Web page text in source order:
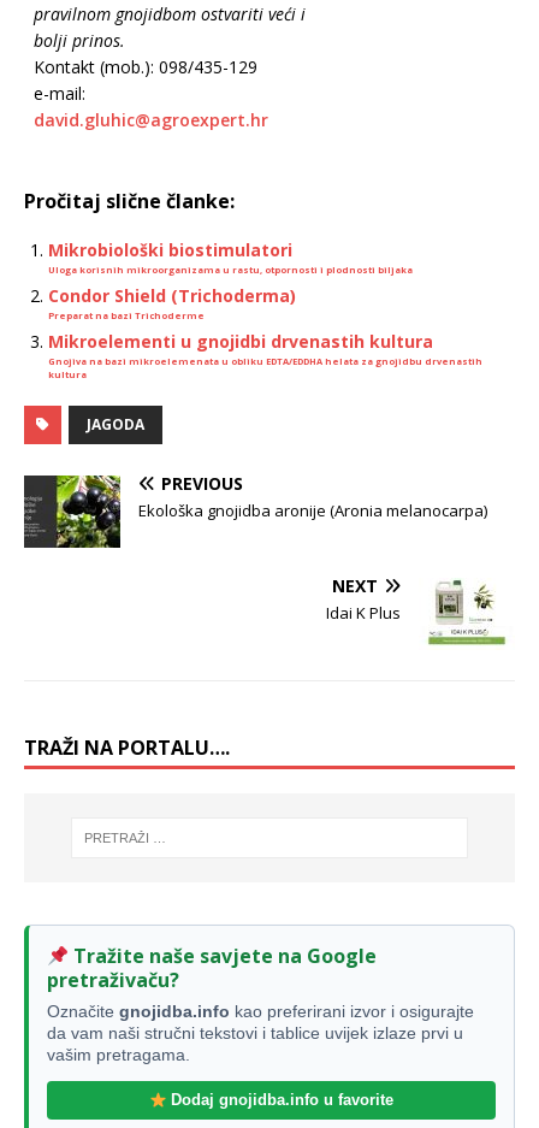
pravilnom gnojidbom ostvariti veći i
bolji prinos.
Kontakt (mob.): 098/435-129
e-mail:
david.gluhic@agroexpert.hr
Pročitaj slične članke:
Mikrobiološki biostimulatori
Uloga korisnih mikroorganizama u rastu, otpornosti i plodnosti biljaka
Condor Shield (Trichoderma)
Preparat na bazi Trichoderme
Mikroelementi u gnojidbi drvenastih kultura
Gnojiva na bazi mikroelemenata u obliku EDTA/EDDHA helata za gnojidbu drvenastih
kultura
JAGODA
PREVIOUS
Ekološka gnojidba aronije (Aronia melanocarpa)
NEXT
Idai K Plus
TRAŽI NA PORTALU….
Tražite naše savjete na Google
pretraživaču?
Označite gnojidba.info kao preferirani izvor i osigurajte
da vam naši stručni tekstovi i tablice uvijek izlaze prvi u
vašim pretragama.
Dodaj gnojidba.info u favorite